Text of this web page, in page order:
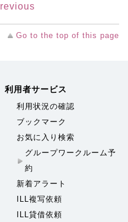
Go to the top of this page
利用者サービス
利用状況の確認
ブックマーク
お気に入り検索
グループワークルーム予
約
新着アラート
ILL複写依頼
ILL貸借依頼